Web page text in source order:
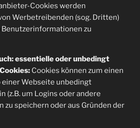
Cookies werden
Werbetreibenden (sog. Dritten)
zu
essentielle oder unbedingt
Cookies können zum einen
Webseite unbedingt
(z.B. um Logins oder andere
zu speichern oder aus Gründen der